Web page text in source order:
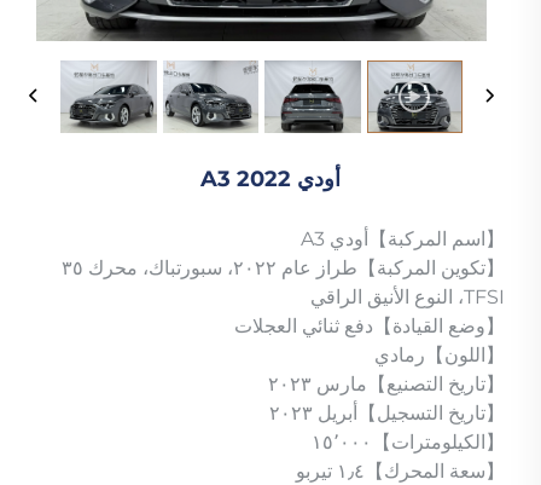
أودي A3 2022
【اسم المركبة】أودي A3
【تكوين المركبة】طراز عام ٢٠٢٢، سبورتباك، محرك ٣٥
TFSI، النوع الأنيق الراقي
【وضع القيادة】دفع ثنائي العجلات
【اللون】رمادي
【تاريخ التصنيع】مارس ٢٠٢٣
【تاريخ التسجيل】أبريل ٢٠٢٣
【الكيلومترات】١٥٬٠٠٠
【سعة المحرك】١٫٤ تيربو